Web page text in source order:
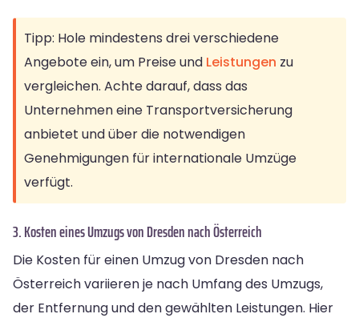
Tipp: Hole mindestens drei verschiedene
Angebote ein, um Preise und Leistungen zu
vergleichen. Achte darauf, dass das
Unternehmen eine Transportversicherung
anbietet und über die notwendigen
Genehmigungen für internationale Umzüge
verfügt.
3. Kosten eines Umzugs von Dresden nach Österreich
Die Kosten für einen Umzug von Dresden nach
Österreich variieren je nach Umfang des Umzugs,
der Entfernung und den gewählten Leistungen. Hier